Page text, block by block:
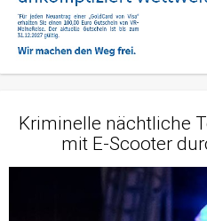
Kriminelle nächtliche
mit E-Scooter